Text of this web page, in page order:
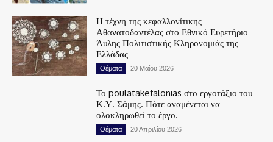
Η τέχνη της κεφαλλονίτικης
Αθανατοδαντέλας στο Εθνικό Ευρετήριο
Άυλης Πολιτιστικής Κληρονομιάς της
Ελλάδας
Θέματα 20 Μαΐου 2026
Το poulatakefalonias στο εργοτάξιο του
Κ.Υ. Σάμης. Πότε αναμένεται να
ολοκληρωθεί το έργο.
Θέματα 20 Απριλίου 2026